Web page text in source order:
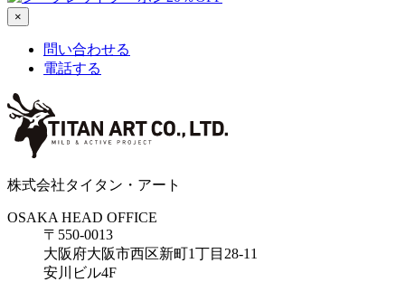
×
問い合わせる
電話する
株式会社タイタン・アート
OSAKA HEAD OFFICE
〒550-0013
大阪府大阪市西区新町1丁目28-11
安川ビル4F